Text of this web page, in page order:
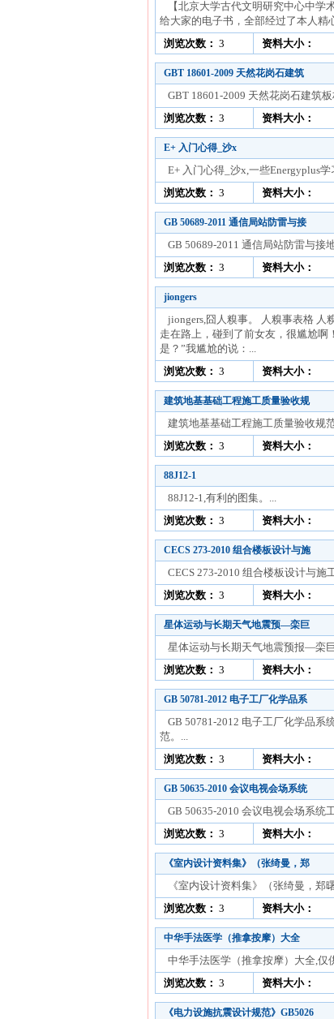
【北京大学古代文明研究中心中
给大家的电子书，全部经过了本人精
浏览次数： 3 资料大小：
GBT 18601-2009 天然花岗石建筑
GBT 18601-2009 天然花岗石建筑
浏览次数： 3 资料大小：
E+ 入门心得_沙x
E+ 入门心得_沙x,一些Energyplus学
浏览次数： 3 资料大小：
GB 50689-2011 通信局站防雷与接
GB 50689-2011 通信局站防雷与接
浏览次数： 3 资料大小：
jiongers
jiongers,囧人糗事。 人糗事表格 人
走在路上，碰到了前女友，很尴尬啊
是？”我尴尬的说：...
浏览次数： 3 资料大小：
建筑地基基础工程施工质量验收规
建筑地基基础工程施工质量验收规
浏览次数： 3 资料大小：
88J12-1
88J12-1,有利的图集。...
浏览次数： 3 资料大小：
CECS 273-2010 组合楼板设计与施
CECS 273-2010 组合楼板设计与施
浏览次数： 3 资料大小：
星体运动与长期天气地震预—栾巨
星体运动与长期天气地震预报—栾
浏览次数： 3 资料大小：
GB 50781-2012 电子工厂化学品系
GB 50781-2012 电子工厂化学品系
范。...
浏览次数： 3 资料大小：
GB 50635-2010 会议电视会场系统
GB 50635-2010 会议电视会场系统
浏览次数： 3 资料大小：
《室内设计资料集》（张绮曼，郑
《室内设计资料集》（张绮曼，郑
浏览次数： 3 资料大小：
中华手法医学（推拿按摩）大全
中华手法医学（推拿按摩）大全,仅
浏览次数： 3 资料大小：
《电力设施抗震设计规范》GB5026